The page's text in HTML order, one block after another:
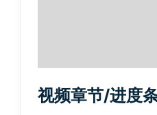
视频章节/进度